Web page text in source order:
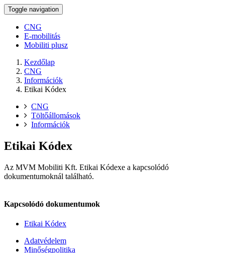
Toggle navigation
CNG
E-mobilitás
Mobiliti plusz
Kezdőlap
CNG
Információk
Etikai Kódex
CNG
Töltőállomások
Információk
Etikai Kódex
Az MVM Mobiliti Kft. Etikai Kódexe a kapcsolódó
dokumentumoknál található.
Kapcsolódó dokumentumok
Etikai Kódex
Adatvédelem
Minőségpolitika